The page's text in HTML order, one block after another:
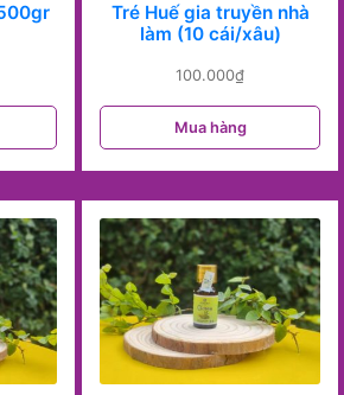
Tré Huế gia truyền nhà
làm (10 cái/xâu)
100.000₫
Mua hàng